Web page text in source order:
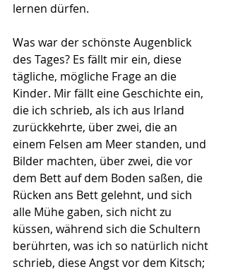
lernen dürfen.
Was war der schönste Augenblick
des Tages? Es fällt mir ein, diese
tägliche, mögliche Frage an die
Kinder. Mir fällt eine Geschichte ein,
die ich schrieb, als ich aus Irland
zurückkehrte, über zwei, die an
einem Felsen am Meer standen, und
Bilder machten, über zwei, die vor
dem Bett auf dem Boden saßen, die
Rücken ans Bett gelehnt, und sich
alle Mühe gaben, sich nicht zu
küssen, während sich die Schultern
berührten, was ich so natürlich nicht
schrieb, diese Angst vor dem Kitsch;